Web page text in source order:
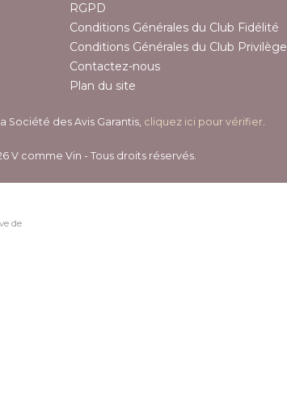
RGPD
Conditions Générales du Club Fidélité
Conditions Générales du Club Privilège
Contactez-nous
Plan du site
Société des Avis Garantis, cliquez ici pour vérifier.
V comme Vin - Tous droits réservés.
de